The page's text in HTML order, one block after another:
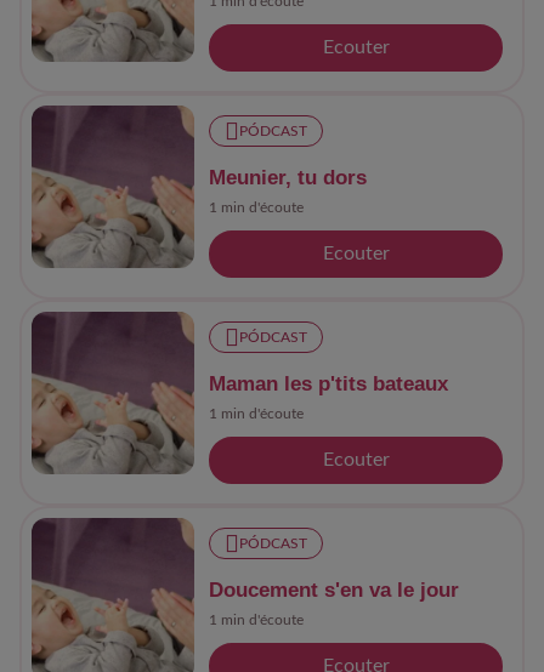
Ecouter
PÓDCAST
Meunier, tu dors
1 min d'écoute
Ecouter
PÓDCAST
Maman les p'tits bateaux
1 min d'écoute
Ecouter
PÓDCAST
Doucement s'en va le jour
1 min d'écoute
Ecouter